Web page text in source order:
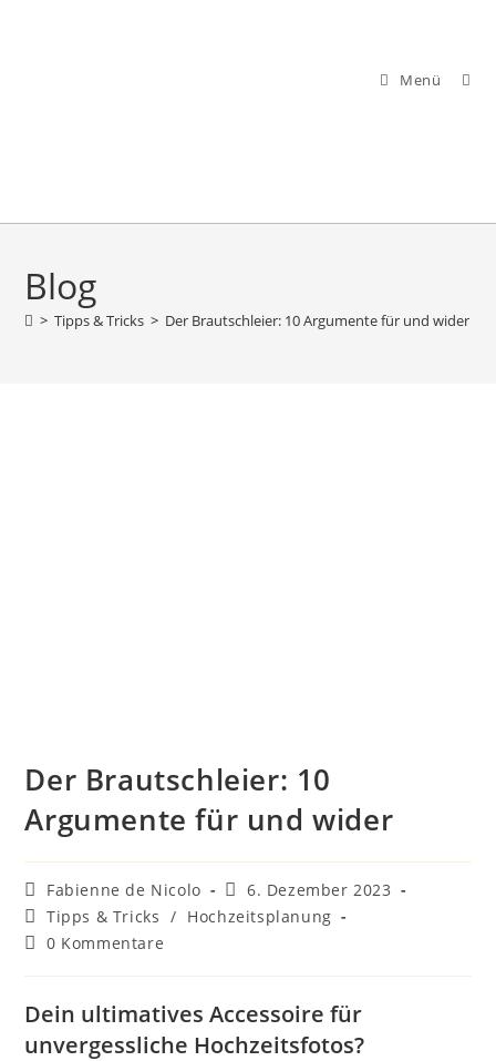
Menü
Blog
> Tipps & Tricks > Der Brautschleier: 10 Argumente für und wider
Der Brautschleier: 10
Argumente für und wider
Beitrags-
Autor:
Fabienne de Nicolo
Beitrag
veröffentlicht:
6. Dezember 2023
Beitrags-
Kategorie:
Tipps & Tricks / Hochzeitsplanung
Beitrags-
0 Kommentare
Dein ultimatives Accessoire für
unvergessliche Hochzeitsfotos?